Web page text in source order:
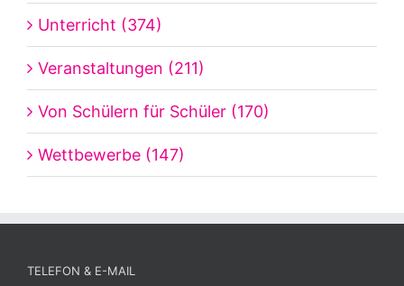
Unterricht (374)
Veranstaltungen (211)
Von Schülern für Schüler (170)
Wettbewerbe (147)
TELEFON & E-MAIL